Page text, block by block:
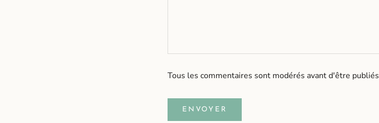
Tous les commentaires sont modérés avant d'être publiés
ENVOYER